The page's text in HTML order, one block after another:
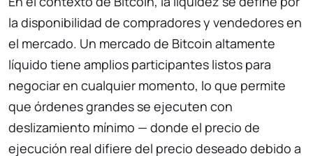
la disponibilidad de compradores y vendedores en
el mercado. Un mercado de Bitcoin altamente
líquido tiene amplios participantes listos para
negociar en cualquier momento, lo que permite
que órdenes grandes se ejecuten con
deslizamiento mínimo — donde el precio de
ejecución real difiere del precio deseado debido a